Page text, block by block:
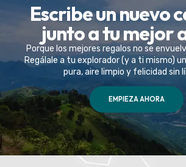
Escribe un nuevo
junto a tu mejor
Porque los mejores regalos no se
Regálale a tu explorador (y a ti mismo)
pura, aire limpio y felicidad sin
EMPIEZA AHORA